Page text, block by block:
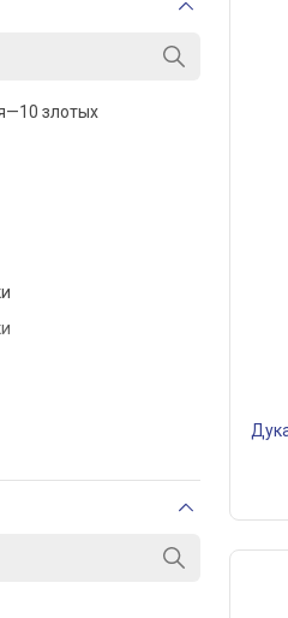
злотых
злотый